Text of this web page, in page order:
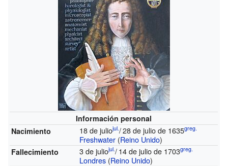
Información personal
Nacimiento
18 de juliojul./28 de julio de 1635greg.
Freshwater (Reino Unido)
Fallecimiento 3 de juliojul./14 de julio de 1703greg.
Londres (Reino Unido)